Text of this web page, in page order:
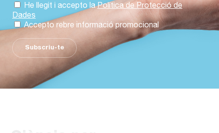
He llegit i accepto laPolítica de Protecció de
Dades
Accepto rebre informació promocional
Subscriu-te